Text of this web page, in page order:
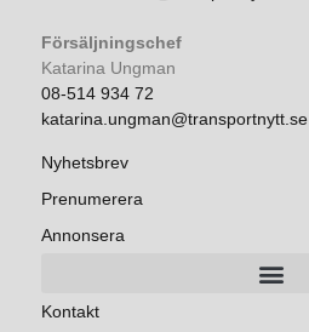
Försäljningschef
Katarina Ungman
08-514 934 72
katarina.ungman@transportnytt.se
Nyhetsbrev
Prenumerera
Annonsera
Kontakt